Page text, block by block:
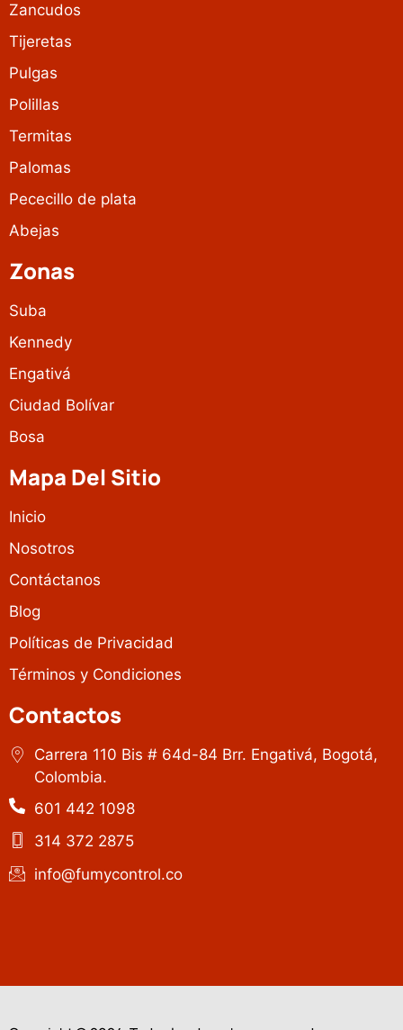
Zancudos
Tijeretas
Pulgas
Polillas
Termitas
Palomas
Pececillo de plata
Abejas
Zonas
Suba
Kennedy
Engativá
Ciudad Bolívar
Bosa
Mapa Del Sitio
Inicio
Nosotros
Contáctanos
Blog
Políticas de Privacidad
Términos y Condiciones
Contactos
Carrera 110 Bis # 64d-84 Brr. Engativá, Bogotá,
Colombia.
601 442 1098
314 372 2875
info@fumycontrol.co